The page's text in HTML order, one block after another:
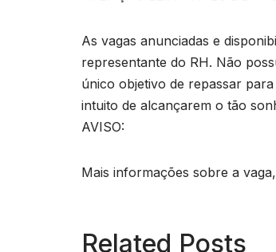
As vagas anunciadas e
representante do RH. Não
único objetivo de repassar
intuito de alcançarem o tão
AVISO:
Mais informações sobre a
Related Posts